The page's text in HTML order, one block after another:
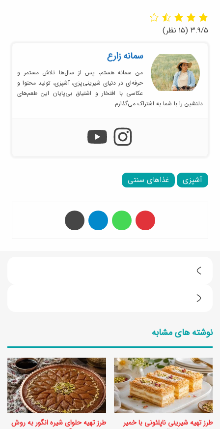
۳.۹/۵ (۱۵ نظر)
سمانه زارع
من سمانه هستم، پس از سال‌ها تلاش مستمر و
حرفه‌ای در دنیای شیرینی‌پزی، آشپزی، تولید محتوا و
عکاسی با افتخار و اشتیاق بی‌پایان این طعم‌های
دلنشین را با شما به اشتراک می‌گذارم.
آشپزی غذاهای سنتی
ط
ز
ت
ه
ی
ه
خ
و
م
ت
ک
ه
ن
نوشته های مشابه
طرز تهیه شیرینی ناپلئونی با خمیر
طرز تهیه حلوای شیره انگور به روش